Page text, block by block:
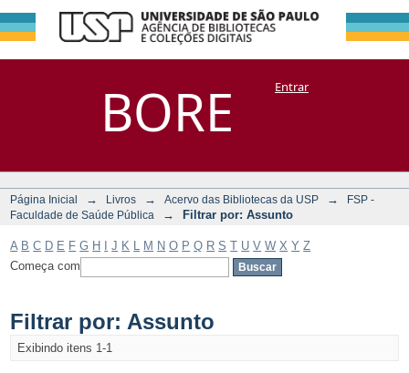
BORE
Filtrar por:
Assunto
DSpace/Manakin + CoriscoEntrar
Página Inicial → Livros → Acervo das Bibliotecas da USP →
FSP -
Faculdade de Saúde Pública
→ Filtrar por: Assunto
A B C D E F G H J K M N O P Q R S T U V W X Y Z
Começa com
Filtrar por: Assunto
Exibindo itens 1-1